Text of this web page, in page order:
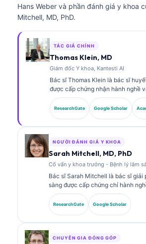
Hans Weber và phần đánh giá y khoa
Mitchell, MD, PhD.
TÁC GIẢ CHÍNH
Thomas Klein, MD
Giám đốc Y khoa, Kantesti AI
Bác sĩ Thomas Klein là bác sĩ
được cấp chứng nhận hành nghề
với hơn 15 năm kinh nghiệm trong
nghiệm và phân tích lâm sàng có
trò Giám đốc Y khoa (Chief
Bác sĩ Klein đã công bố nhiều bài
dấu ấn sinh học và chẩn đoán xét
ResearchGate Google Scholar
NGƯỜI ĐÁNH GIÁ Y KHOA
Sarah Mitchell, MD, PhD
Cố vấn y khoa trưởng - Bệnh lý lâm
Bác sĩ Sarah Mitchell là bác sĩ giải
sàng được cấp chứng chỉ hành
kinh nghiệm trong y học xét
chẩn đoán. Bà có các chứng chỉ
sinh lâm sàng và đã công bố rộng
ResearchGate Google Scholar
CHUYÊN GIA ĐÓNG GÓP